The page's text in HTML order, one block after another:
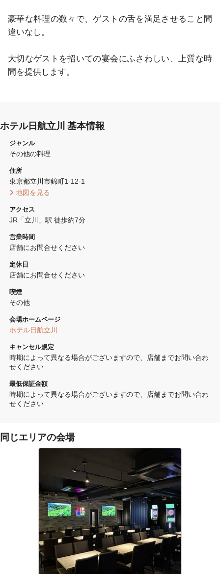
豪華な料理の数々で、ゲストの舌を満足させること間
違いなし。
大切なゲストを招いての宴会にふさわしい、上質な時
間を提供します。
ホテル日航立川 基本情報
ジャンル
その他の料理
住所
東京都立川市錦町1-12-1
地図を見る
アクセス
JR「立川」駅 徒歩約7分
営業時間
店舗にお問合せください
定休日
店舗にお問合せください
喫煙
その他
会場ホームページ
ホテル日航立川
キャンセル規定
時期によって異なる場合がございますので、店舗までお問い合わ
せください
最低保証金額
時期によって異なる場合がございますので、店舗までお問い合わ
せください
同じエリアの会場